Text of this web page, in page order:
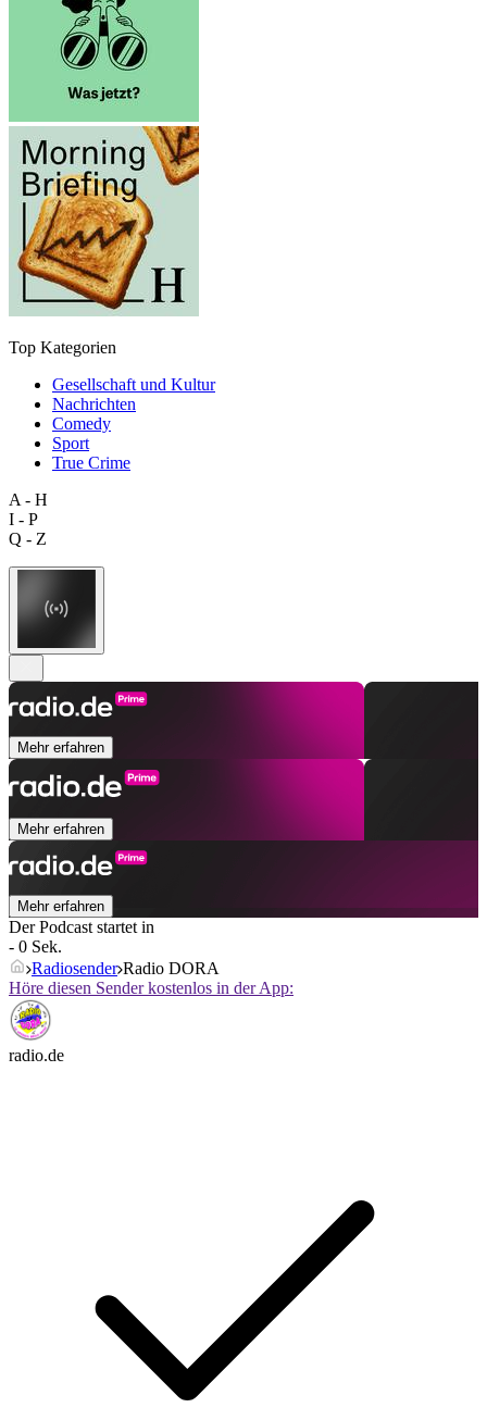
Top Kategorien
Gesellschaft und Kultur
Nachrichten
Comedy
Sport
True Crime
A - H
I - P
Q - Z
Mehr erfahren
Mehr erfahren
Mehr erfahren
Der Podcast startet in
- 0 Sek.
Radiosender Radio DORA
Höre diesen Sender kostenlos in der App:
radio.de